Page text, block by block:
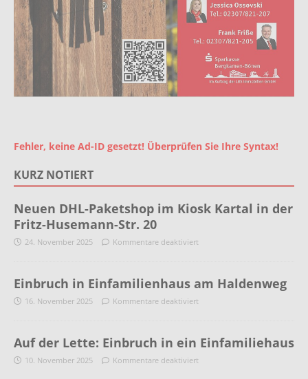
Fehler, keine Ad-ID gesetzt! Überprüfen Sie Ihre Syntax!
KURZ NOTIERT
Neuen DHL-Paketshop im Kiosk Kartal in der
Fritz-Husemann-Str. 20
24. November 2025 Kommentare deaktiviert
Einbruch in Einfamilienhaus am Haldenweg
16. November 2025 Kommentare deaktiviert
Auf der Lette: Einbruch in ein Einfamiliehaus
10. November 2025 Kommentare deaktiviert